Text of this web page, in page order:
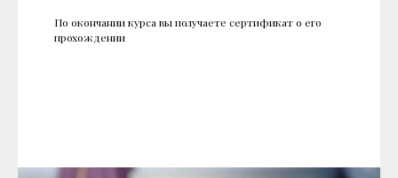
По окончании курса вы получаете сертификат о его
прохождении